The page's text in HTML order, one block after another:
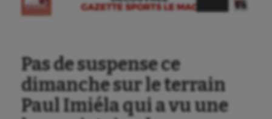
Pas de suspense ce
dimanche sur le terrain
Paul Imiéla qui a vu une